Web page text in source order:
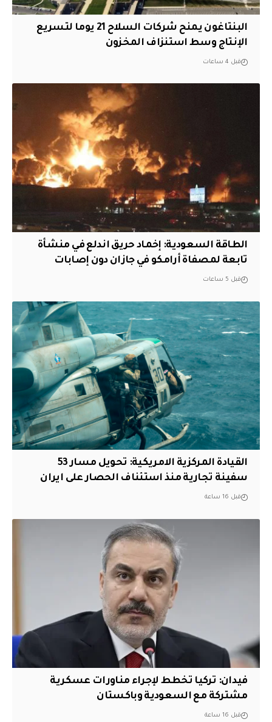
البنتاغون يمنح شركات السلاح 21 يوما لتسريع
الإنتاج وسط استنزاف المخزون
قبل 4 ساعات
‏الطاقة السعودية: إخماد حريق اندلع في منشأة
تابعة لمصفاة أرامكو في جازان دون إصابات
قبل 5 ساعات
القيادة المركزية الامريكية: تحويل مسار 53
سفينة تجارية منذ استئناف الحصار على ايران
قبل 16 ساعة
فيدان: تركيا تخطط لإجراء مناورات عسكرية
مشتركة مع السعودية وباكستان
قبل 16 ساعة